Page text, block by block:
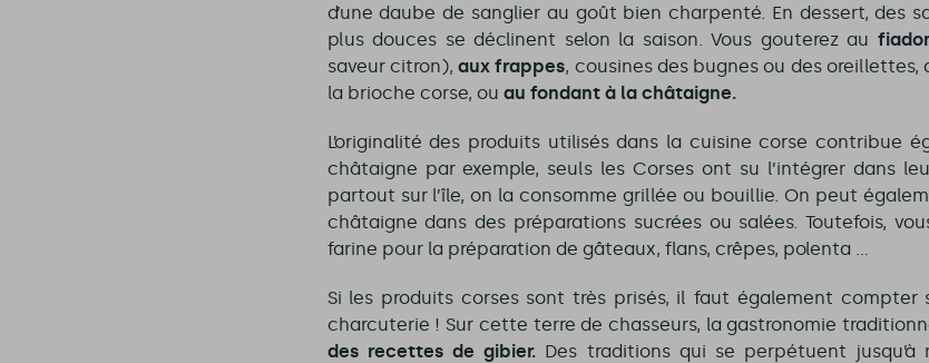
d’une daube de sanglier au goût bien charpenté. En dessert, des
plus douces se déclinent selon la saison. Vous gouterez au
saveur citron),aux frappes, cousines des bugnes ou des
la brioche corse, ou au fondant à la châtaigne.
L’originalité des produits utilisés dans la cuisine corse contribue
châtaigne par exemple, seuls les Corses ont su l’intégrer dans
partout sur l’île, on la consomme grillée ou bouillie. On peut
châtaigne dans des préparations sucrées ou salées. Toutefois,
farine pour la préparation de gâteaux, flans, crêpes, polenta …
Si les produits corses sont très prisés, il faut également
charcuterie ! Sur cette terre de chasseurs, la gastronomie
des recettes de gibier. Des traditions qui se perpétuent jusqu’à